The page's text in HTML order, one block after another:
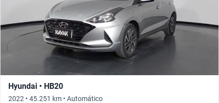
Hyundai • HB20
2022 • 45.251 km • Automático